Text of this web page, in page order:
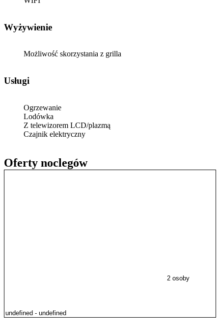
Oferty noclegów
2 osoby
Wyżywienie
Możliwość skorzystania z grilla
Usługi
Ogrzewanie
Lodówka
Z telewizorem LCD/plazmą
Czajnik elektryczny